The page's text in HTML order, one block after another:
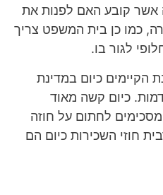
אשר קובע האם לפנות את
כמו כן בית המשפט צריך
לגור בו.
הקיימים כיום במדינת
כיום קשה מאוד
לחתום על חוזה
חוזי השכירות כיום הם